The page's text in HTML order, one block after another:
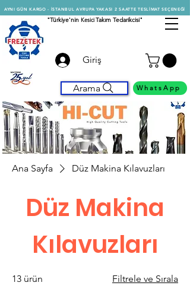
AYNI GÜN KARGO - İSTANBUL AVRUPA YAKASI 2 SAATTE TESLİMAT SEÇENEĞİ
"Türkiye'nin KesiciTakım Tedarikcisi"
Giriş
Arama WhatsApp
Ana Sayfa Düz Makina Kılavuzları
Düz Makina
Kılavuzları
13 ürün Filtrele ve Sırala